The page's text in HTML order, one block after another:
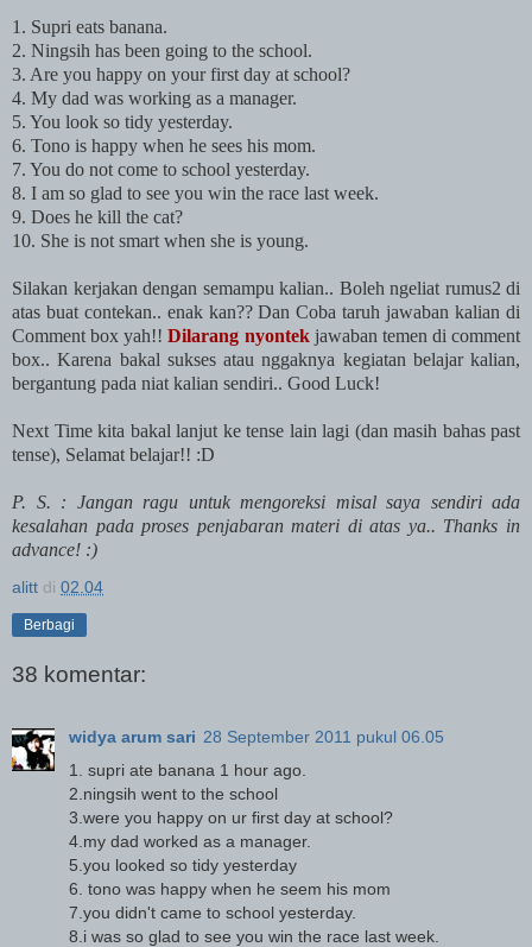
1. Supri eats banana.
2. Ningsih has been going to the school.
3. Are you happy on your first day at school?
4. My dad was working as a manager.
5. You look so tidy yesterday.
6. Tono is happy when he sees his mom.
7. You do not come to school yesterday.
8. I am so glad to see you win the race last week.
9. Does he kill the cat?
10. She is not smart when she is young.
Silakan kerjakan dengan semampu kalian.. Boleh ngeliat rumus2 di
atas buat contekan.. enak kan?? Dan Coba taruh jawaban kalian di
Comment box yah!!Dilarang nyontekjawaban temen di comment
box.. Karena bakal sukses atau nggaknya kegiatan belajar kalian,
bergantung pada niat kalian sendiri.. Good Luck!
Next Time kita bakal lanjut ke tense lain lagi (dan masih bahas past
tense), Selamat belajar!! :D
P. S. : Jangan ragu untuk mengoreksi misal saya sendiri ada
kesalahan pada proses penjabaran materi di atas ya.. Thanks in
advance! :)
alitt di 02.04
Berbagi
38 komentar:
widya arum sari 28 September 2011 pukul 06.05
1. supri ate banana 1 hour ago.
2.ningsih went to the school
3.were you happy on ur first day at school?
4.my dad worked as a manager.
5.you looked so tidy yesterday
6. tono was happy when he seem his mom
7.you didn't came to school yesterday.
8.i was so glad to see you win the race last week.